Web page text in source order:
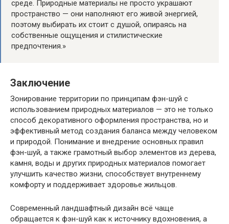
среде. Природные материалы не просто украшают
пространство — они наполняют его живой энергией,
поэтому выбирать их стоит с душой, опираясь на
собственные ощущения и стилистические
предпочтения.»
Заключение
Зонирование территории по принципам фэн-шуй с
использованием природных материалов — это не только
способ декоративного оформления пространства, но и
эффективный метод создания баланса между человеком
и природой. Понимание и внедрение основных правил
фэн-шуй, а также грамотный выбор элементов из дерева,
камня, воды и других природных материалов помогает
улучшить качество жизни, способствует внутреннему
комфорту и поддерживает здоровье жильцов.
Современный ландшафтный дизайн всё чаще
обращается к фэн-шуй как к источнику вдохновения, а